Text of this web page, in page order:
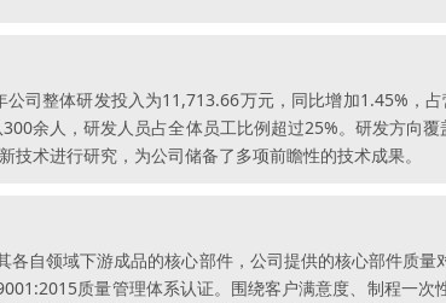
司整体研发投入为11,713.66万元，同比增加1.45%，
余人，研发人员占全体员工比例超过25%。研发方向
术进行研究，为公司储备了多项前瞻性的技术成果。
自领域下游成品的核心部件，公司提供的核心部件质
质量管理体系认证。围绕客户满意度、制程一次